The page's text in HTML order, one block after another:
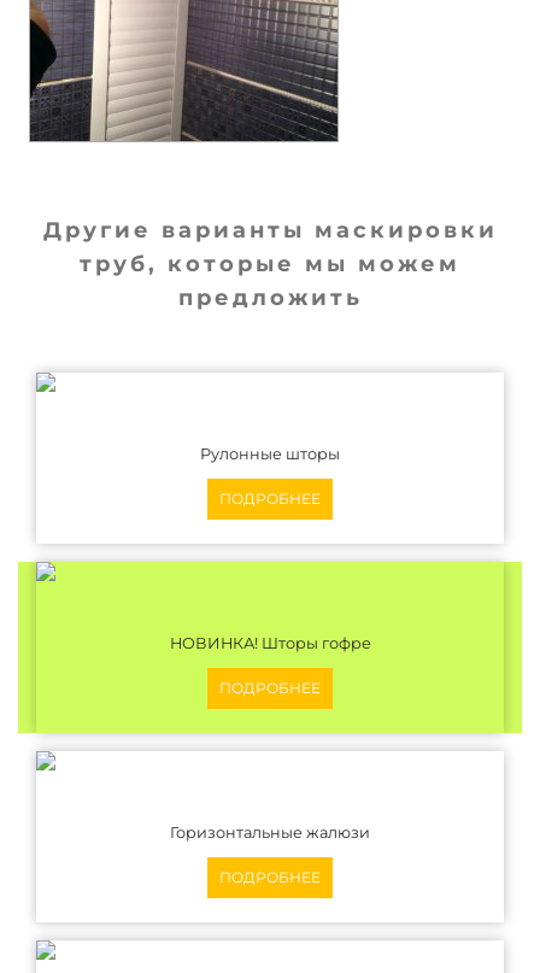
Другие варианты маскировки
труб, которые мы можем
предложить
Рулонные шторы
ПОДРОБНЕЕ
НОВИНКА! Шторы гофре
ПОДРОБНЕЕ
Горизонтальные жалюзи
ПОДРОБНЕЕ